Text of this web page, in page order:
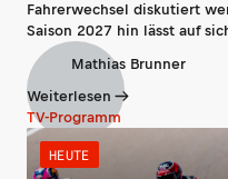
Fahrerwechsel diskutiert
Saison 2027 hin lässt auf
Mathias Brunner
Weiterlesen
TV-Programm
HEUTE